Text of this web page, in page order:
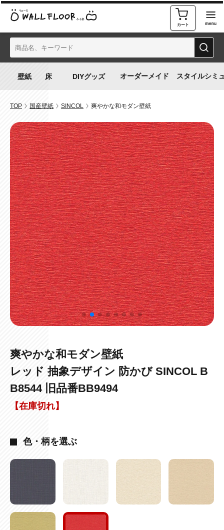
カート
オーダーメイド スタイルシミ
TOP 国産壁紙 SINCOL 爽やかな和モダン壁紙
爽やかな和モダン壁紙
レッド 抽象デザイン 防かび SINCOL B
B8544 旧品番BB9494
【在庫切れ】
色・柄を選ぶ